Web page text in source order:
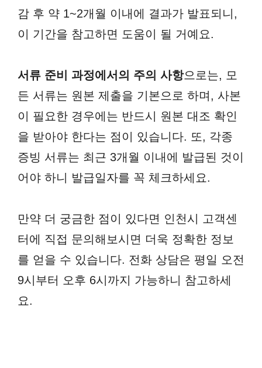
감 후 약 1~2개월 이내에 결과가 발표되니,
이 기간을 참고하면 도움이 될 거예요.
서류 준비 과정에서의 주의 사항으로는, 모
든 서류는 원본 제출을 기본으로 하며, 사본
이 필요한 경우에는 반드시 원본 대조 확인
을 받아야 한다는 점이 있습니다. 또, 각종
증빙 서류는 최근 3개월 이내에 발급된 것이
어야 하니 발급일자를 꼭 체크하세요.
만약 더 궁금한 점이 있다면 인천시 고객센
터에 직접 문의해보시면 더욱 정확한 정보
를 얻을 수 있습니다. 전화 상담은 평일 오전
9시부터 오후 6시까지 가능하니 참고하세
요.